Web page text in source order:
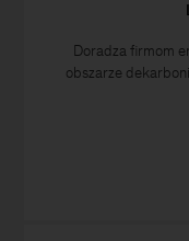
Doradza firmom
obszarze